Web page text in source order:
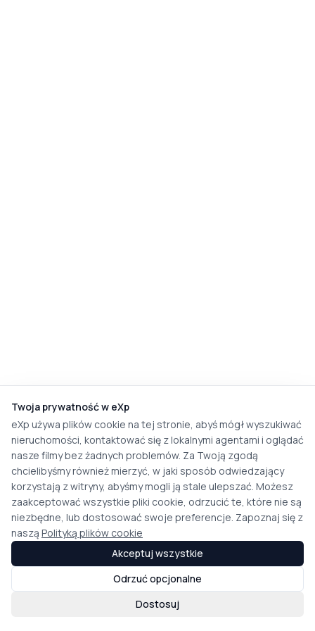
Twoja prywatność w eXp
eXp używa plików cookie na tej stronie, abyś mógł wyszukiwać
nieruchomości, kontaktować się z lokalnymi agentami i oglądać
nasze filmy bez żadnych problemów. Za Twoją zgodą
chcielibyśmy również mierzyć, w jaki sposób odwiedzający
korzystają z witryny, abyśmy mogli ją stale ulepszać. Możesz
zaakceptować wszystkie pliki cookie, odrzucić te, które nie są
niezbędne, lub dostosować swoje preferencje. Zapoznaj się z
naszą Polityką plików cookie
Dostosuj
Odrzuć opcjonalne
Akceptuj wszystkie